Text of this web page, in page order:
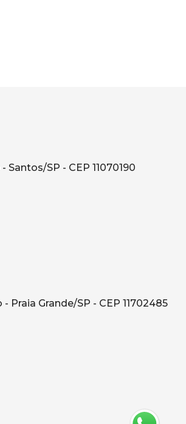
SP - CEP 11070190
Praia Grande/SP - CEP 11702485